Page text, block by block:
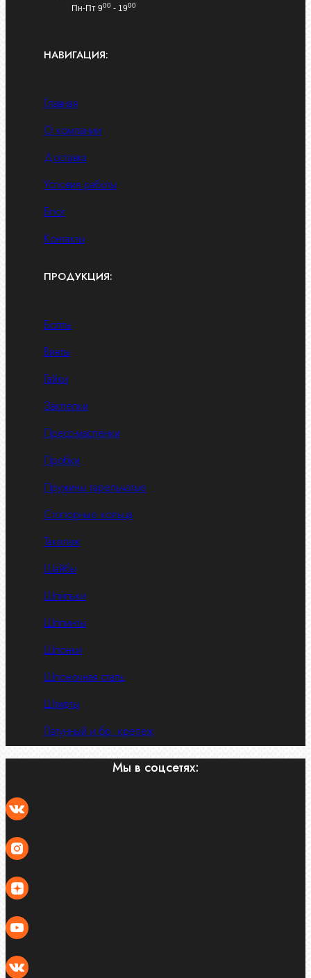
Пн-Пт 900 - 1900
НАВИГАЦИЯ:
Главная
О компании
Доставка
Условия работы
Блог
Контакты
ПРОДУКЦИЯ:
Болты
Винты
Гайки
Заклепки
Пресс-масленки
Пробки
Пружины тарельчатые
Стопорные кольца
Такелаж
Шайбы
Шпильки
Шплинты
Шпонки
Шпоночная сталь
Штифты
Латунный и бр. крепеж
Мы в соцсетях: